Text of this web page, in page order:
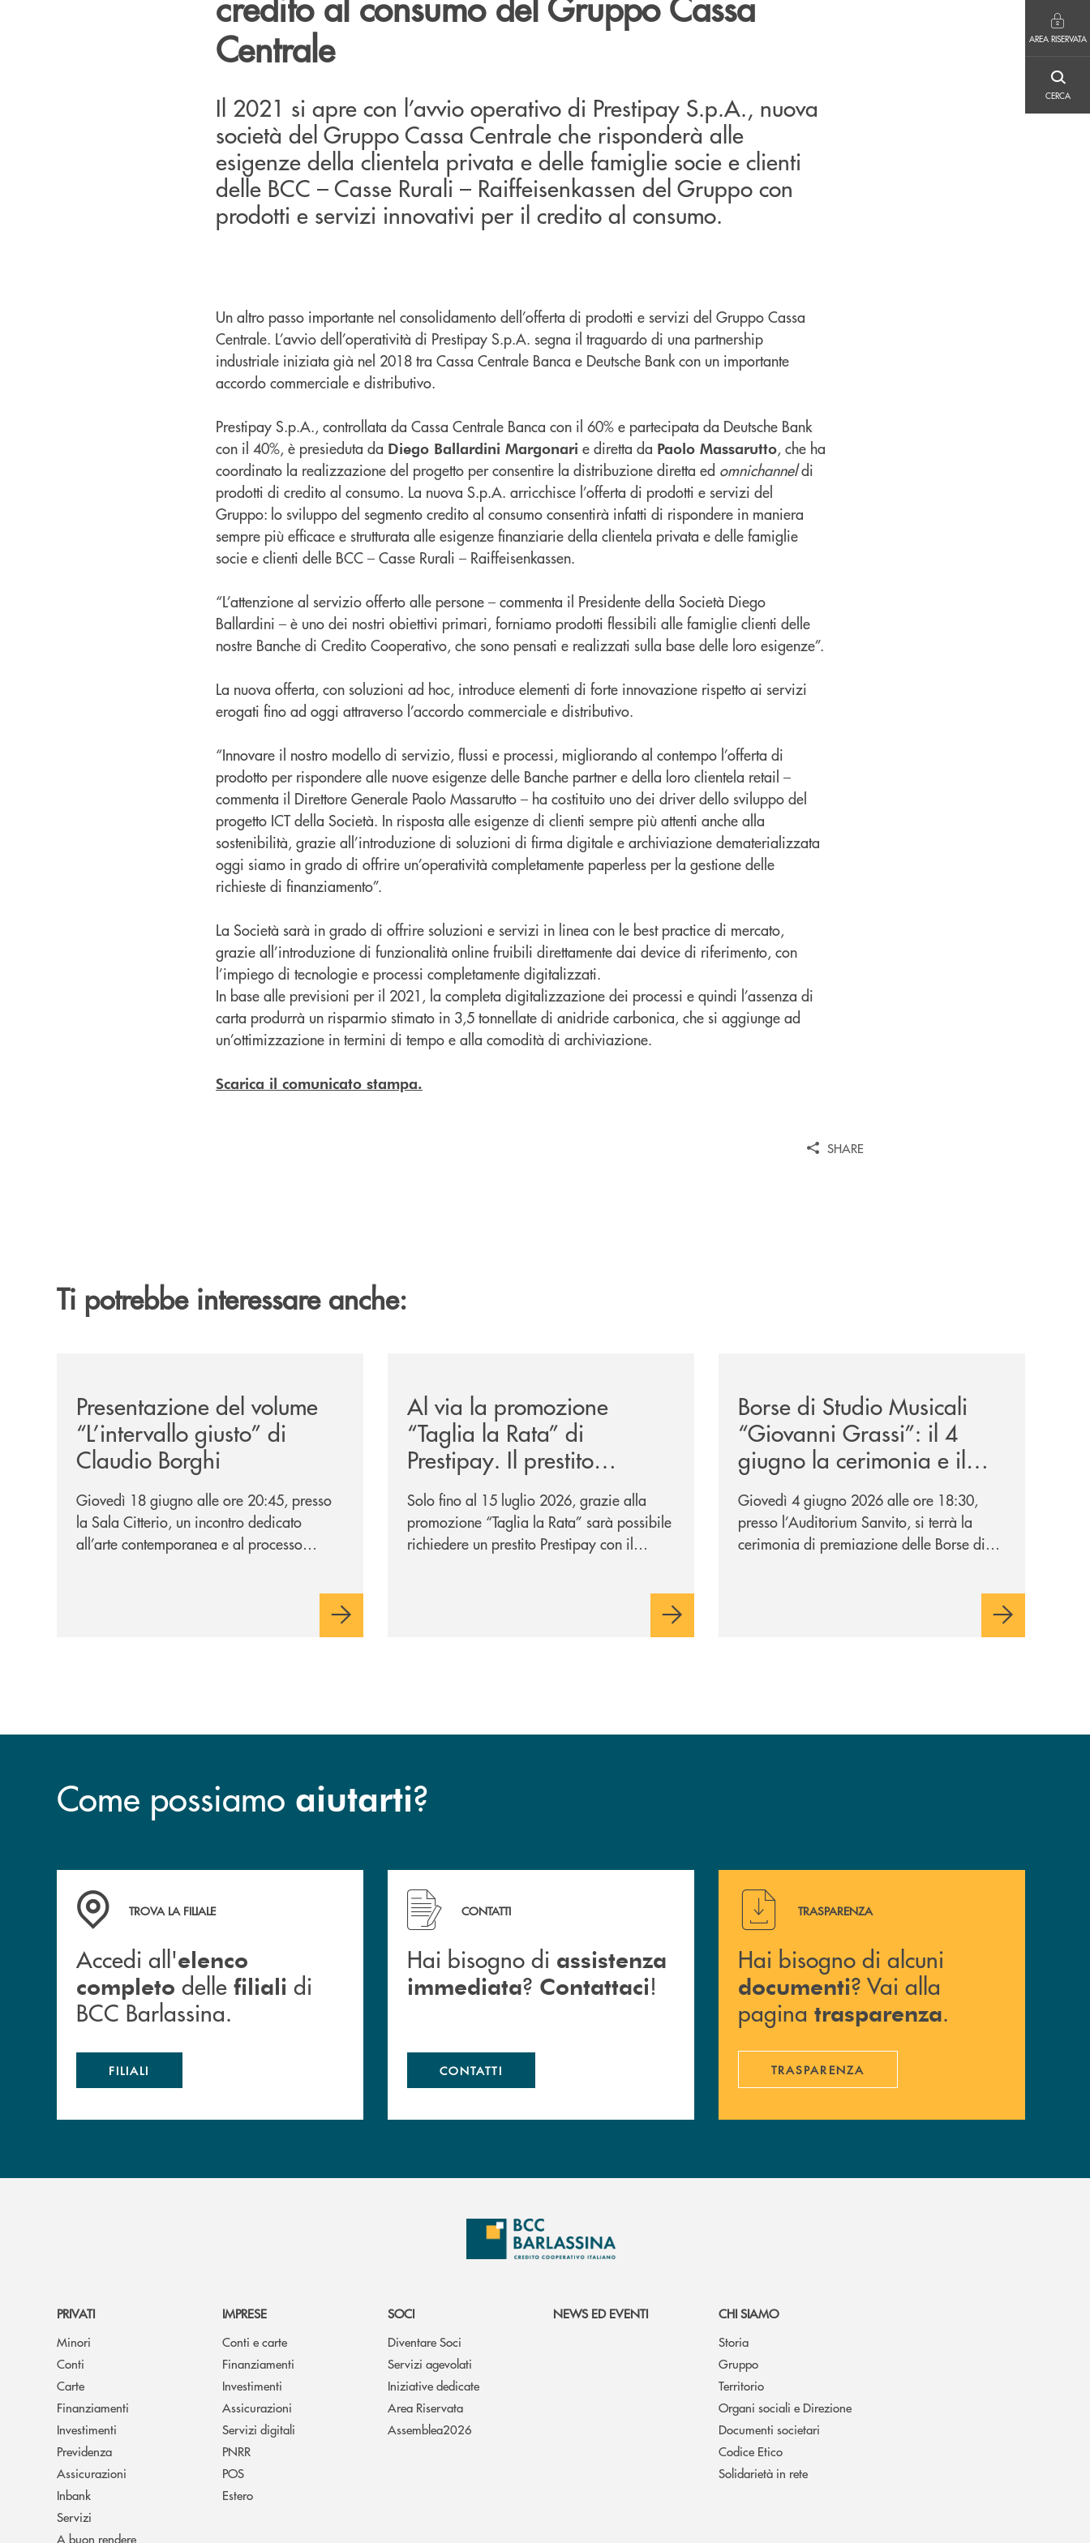
AREA RISERVATA
CERCA
Centrale
Il 2021 si apre con l’avvio operativo di Prestipay S.p.A., nuova
società del Gruppo Cassa Centrale che risponderà alle
esigenze della clientela privata e delle famiglie socie e clienti
delle BCC – Casse Rurali – Raiffeisenkassen del Gruppo con
prodotti e servizi innovativi per il credito al consumo.
Un altro passo importante nel consolidamento dell’offerta di prodotti e servizi del Gruppo Cassa
Centrale. L’avvio dell’operatività di Prestipay S.p.A. segna il traguardo di una partnership
industriale iniziata già nel 2018 tra Cassa Centrale Banca e Deutsche Bank con un importante
accordo commerciale e distributivo.
Prestipay S.p.A., controllata da Cassa Centrale Banca con il 60% e partecipata da Deutsche Bank
con il 40%, è presieduta da Diego Ballardini Margonari e diretta da Paolo Massarutto, che ha
coordinato la realizzazione del progetto per consentire la distribuzione diretta ed omnichanneldi
prodotti di credito al consumo. La nuova S.p.A. arricchisce l’offerta di prodotti e servizi del
Gruppo: lo sviluppo del segmento credito al consumo consentirà infatti di rispondere in maniera
sempre più efficace e strutturata alle esigenze finanziarie della clientela privata e delle famiglie
socie e clienti delle BCC – Casse Rurali – Raiffeisenkassen.
“L’attenzione al servizio offerto alle persone – commenta il Presidente della Società Diego
Ballardini – è uno dei nostri obiettivi primari, forniamo prodotti flessibili alle famiglie clienti delle
nostre Banche di Credito Cooperativo, che sono pensati e realizzati sulla base delle loro esigenze”.
La nuova offerta, con soluzioni ad hoc, introduce elementi di forte innovazione rispetto ai servizi
erogati fino ad oggi attraverso l’accordo commerciale e distributivo.
“Innovare il nostro modello di servizio, flussi e processi, migliorando al contempo l’offerta di
prodotto per rispondere alle nuove esigenze delle Banche partner e della loro clientela retail –
commenta il Direttore Generale Paolo Massarutto – ha costituito uno dei driver dello sviluppo del
progetto ICT della Società. In risposta alle esigenze di clienti sempre più attenti anche alla
sostenibilità, grazie all’introduzione di soluzioni di firma digitale e archiviazione dematerializzata
oggi siamo in grado di offrire un’operatività completamente paperless per la gestione delle
richieste di finanziamento”.
La Società sarà in grado di offrire soluzioni e servizi in linea con le best practice di mercato,
grazie all’introduzione di funzionalità online fruibili direttamente dai device di riferimento, con
l’impiego di tecnologie e processi completamente digitalizzati.
In base alle previsioni per il 2021, la completa digitalizzazione dei processi e quindi l’assenza di
carta produrrà un risparmio stimato in 3,5 tonnellate di anidride carbonica, che si aggiunge ad
un’ottimizzazione in termini di tempo e alla comodità di archiviazione.
Scarica il comunicato stampa.
SHARE
Ti potrebbe interessare anche:
Presentazione del volume
“L’intervallo giusto” di
Claudio Borghi
Giovedì 18 giugno alle ore 20:45, presso
la Sala Citterio, un incontro dedicato
all’arte contemporanea e al processo
Al via la promozione
“Taglia la Rata” di
Prestipay. Il prestito
personale che si fa in due
per te!
Solo fino al 15 luglio 2026, grazie alla
promozione “Taglia la Rata” sarà possibile
richiedere un prestito Prestipay con il
Borse di Studio Musicali
“Giovanni Grassi”: il 4
giugno la cerimonia e il
concerto di premiazione
Giovedì 4 giugno 2026 alle ore 18:30,
presso l’Auditorium Sanvito, si terrà la
cerimonia di premiazione delle Borse di
Come possiamo aiutarti?
Accedi all' elenco completo delle filiali di BCC Barlassina.
TROVA LA FILIALE
Accedi all'elenco
completo delle filiali di
BCC Barlassina.
FILIALI
Hai bisogno di assistenza immediata ? Contattaci !
CONTATTI
Hai bisogno di assistenza
immediata? Contattaci!
CONTATTI
Hai bisogno di alcuni documenti ? Vai alla pagina
TRASPARENZA
Hai bisogno di alcuni
documenti? Vai alla
pagina trasparenza.
TRASPARENZA
PRIVATI
Minori
Conti
Carte
Finanziamenti
Investimenti
Previdenza
Assicurazioni
Inbank
Servizi
A buon rendere
IMPRESE
Conti e carte
Finanziamenti
Investimenti
Assicurazioni
Servizi digitali
PNRR
POS
Estero
SOCI
Diventare Soci
Servizi agevolati
Iniziative dedicate
Area Riservata
Assemblea2026
NEWS ED EVENTI
CHI SIAMO
Storia
Gruppo
Territorio
Organi sociali e Direzione
Documenti societari
Codice Etico
Solidarietà in rete